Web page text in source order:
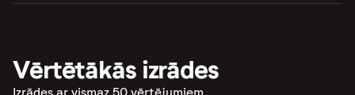
Vērtētākās izrādes